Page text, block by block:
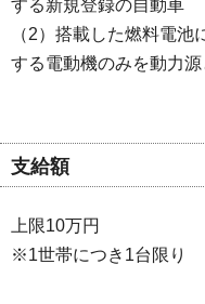
する新規登録の自動車
（2）搭載した燃料電
する電動機のみを動力
支給額
上限10万円
※1世帯につき1台限り